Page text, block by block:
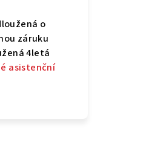
o
záruku
4letá
asistenční